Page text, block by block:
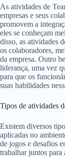
As atividades de
empresas e seus
promovem a
eles se conheçam
disso, as atividades
os colaboradores,
da empresa. Outro
liderança, uma vez
para que os
suas habilidades
Tipos de atividades
Existem diversos
aplicadas no
de jogos e desafios
trabalhar juntos